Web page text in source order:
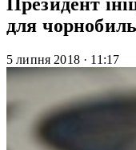
для
5 липня 2018 · 11:17